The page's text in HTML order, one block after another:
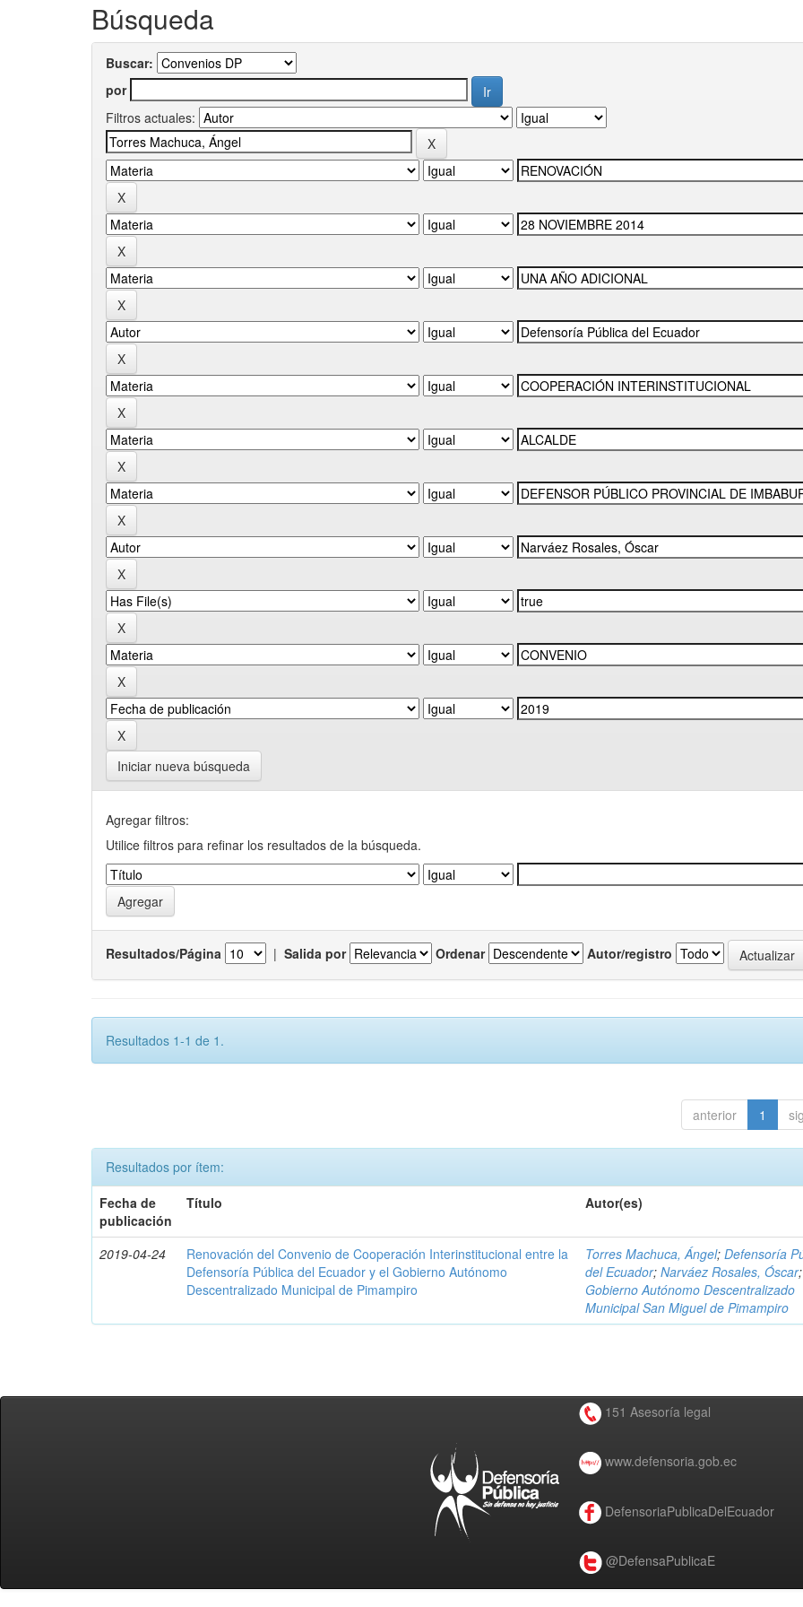
Búsqueda
Buscar:
por
Filtros actuales:
Iniciar nueva búsqueda
Agregar filtros:
Utilice filtros para refinar los resultados de la búsqueda.
Resultados/Página | Salida por Ordenar Autor/registro
Resultados 1-1 de 1.
anterior 1
Resultados por ítem:
Fecha de
publicación
Título Autor(es)
2019-04-24
Renovación del Convenio de Cooperación Interinstitucional entre la
Defensoría Pública del Ecuador y el Gobierno Autónomo
Descentralizado Municipal de Pimampiro
Torres Machuca, Ángel;Defensoría
del Ecuador;Narváez Rosales, Óscar;
Gobierno Autónomo Descentralizado
Municipal San Miguel de Pimampiro
151 Asesoría legal
www.defensoria.gob.ec
DefensoriaPublicaDelEcuador
@DefensaPublicaE